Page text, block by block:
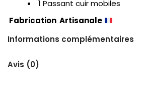
1 Passant cuir mobiles
Fabrication Artisanale
Informations complémentaires
Avis (0)